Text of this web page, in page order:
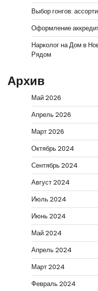
Выбор гонгов:
Оформление
Нарколог на Дом в
Рядом
Архив
Май 2026
Апрель 2026
Март 2026
Октябрь 2024
Сентябрь 2024
Август 2024
Июль 2024
Июнь 2024
Май 2024
Апрель 2024
Март 2024
Февраль 2024